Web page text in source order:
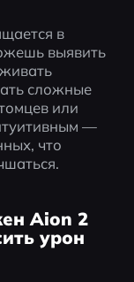
в
выявить
сложные
или
—
что
Aion 2
урон